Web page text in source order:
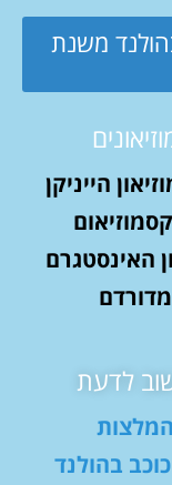
משנת
הייניקן
האינסטגרם
מדורדם
לדעת
המלצות
בהולנד